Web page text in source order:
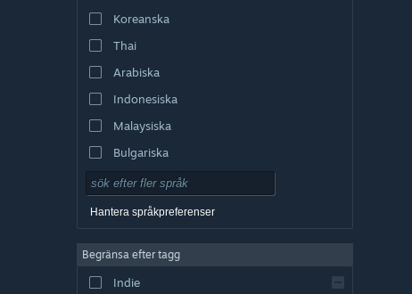
Koreanska
Thai
Arabiska
Indonesiska
Malaysiska
Bulgariska
Tjeckiska
Danska
Engelska
Spanska – Spanien
Hantera språkpreferenser
Begränsa efter tagg
Indie